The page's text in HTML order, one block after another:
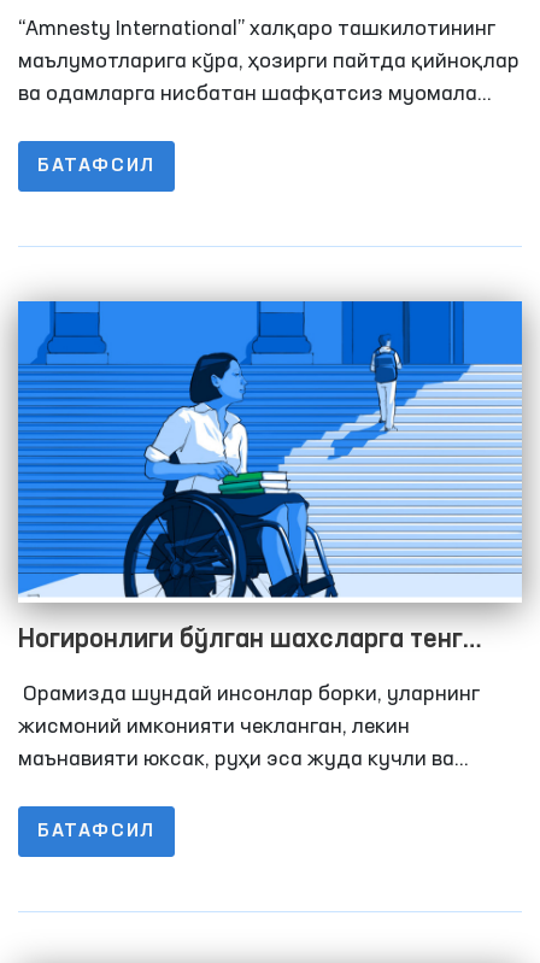
жиҳатидан янги босқичини белгилаган
ҳужжат
“Amnesty International” халқаро ташкилотининг
маълумотларига кўра, ҳозирги пайтда қийноқлар
ва одамларга нисбатан шафқатсиз муомала
қўлланилиши кузатилмоқда.
БАТАФСИЛ
Ногиронлиги бўлган шахсларга тенг
имкониятлар яратиш бўйича ишлар
жадаллаштирилиши лозим
Орамизда шундай инсонлар борки, уларнинг
жисмоний имконияти чекланган, лекин
маънавияти юксак, руҳи эса жуда кучли ва
шахслар кўпинча ишлаш, таълим даражасини
ошириш ва жамият ҳаётида тўлақонли иштирок
БАТАФСИЛ